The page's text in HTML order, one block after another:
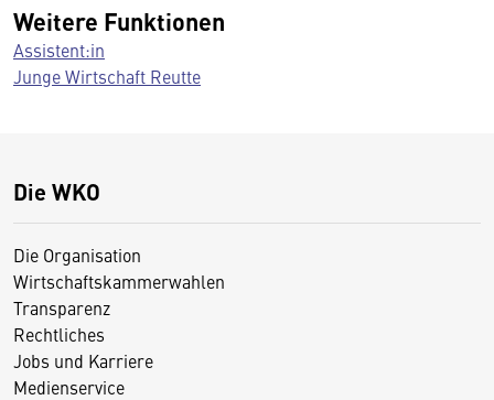
Weitere Funktionen
Assistent:in
Junge Wirtschaft Reutte
Die WKO
Die Organisation
Wirtschaftskammerwahlen
Transparenz
Rechtliches
Jobs und Karriere
Medienservice